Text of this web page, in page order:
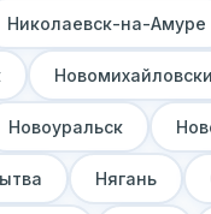
Николаевск-на-Амуре
Новоуральск
Нягань